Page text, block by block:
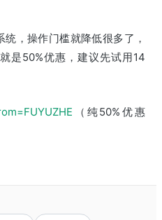
，操作门槛就降低很多了，
是50%优惠，建议先试用14
（纯50%优惠